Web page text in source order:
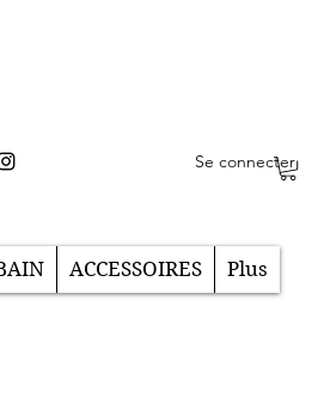
Se connecter
ACCESSOIRES Plus